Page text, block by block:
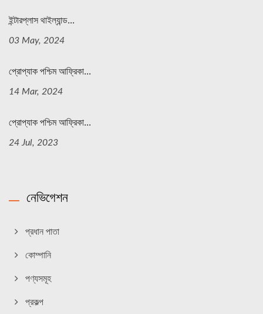
ইন্টারপ্লাস থাইল্যান্ড...
03 May, 2024
প্রোপ্যাক পশ্চিম আফ্রিকা...
14 Mar, 2024
প্রোপ্যাক পশ্চিম আফ্রিকা...
24 Jul, 2023
নেভিগেশন
প্রধান পাতা
কোম্পানি
পণ্যসমূহ
প্রকল্প